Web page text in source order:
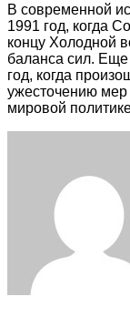
В современной
1991 год, когда
концу Холодной
баланса сил.
год, когда
ужесточению
мировой